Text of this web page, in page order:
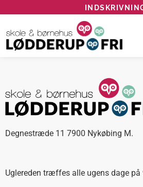
Degnestræde 11 7900 Nykøbing M.
Uglereden træffes alle ugens dage